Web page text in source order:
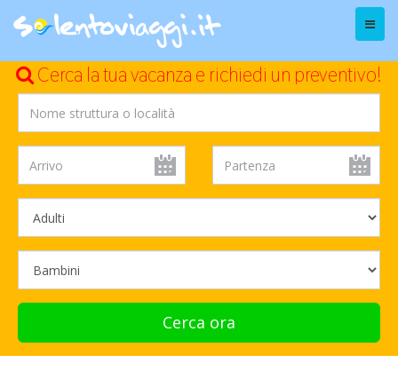
Menu
Cerca la tua vacanza e richiedi un preventivo!
Cerca ora